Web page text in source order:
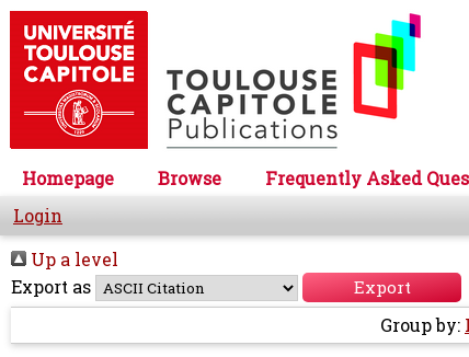
Homepage Browse Frequently Asked
Login
Up a level
Export as
Group by: